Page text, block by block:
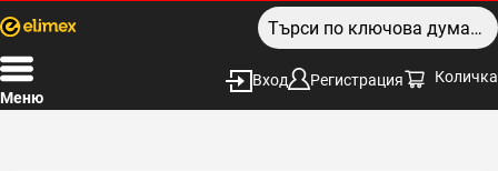
Меню
Вход Регистрация Количка